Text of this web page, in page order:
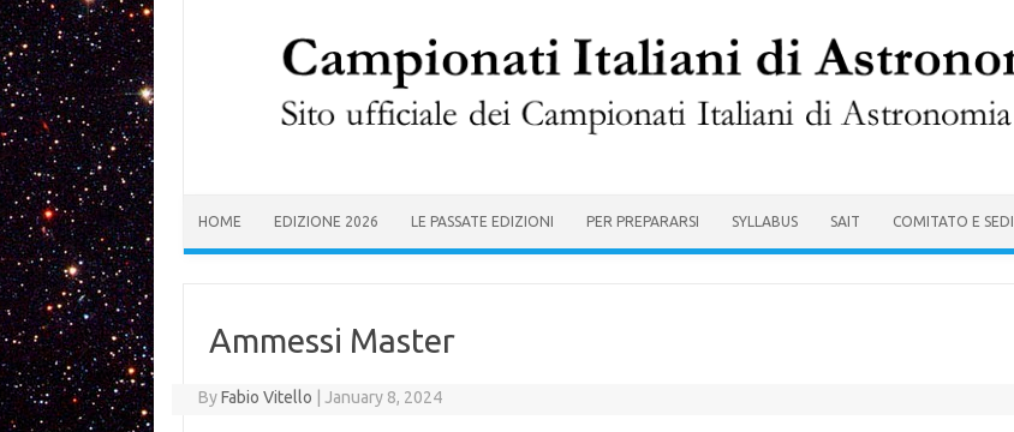
HOME EDIZIONE 2026 LE PASSATE EDIZIONI PER PREPARARSI SYLLABUS SAIT COMITATO E SEDI
Ammessi Master
ByFabio Vitello | January 8, 2024